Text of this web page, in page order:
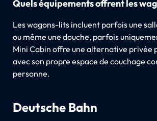
Quels équipements offrent les
Les wagons-lits incluent parfois une
ou même une douche, parfois
Mini Cabin offre une alternative privée
avec son propre espace de couchage
personne.
Deutsche Bahn